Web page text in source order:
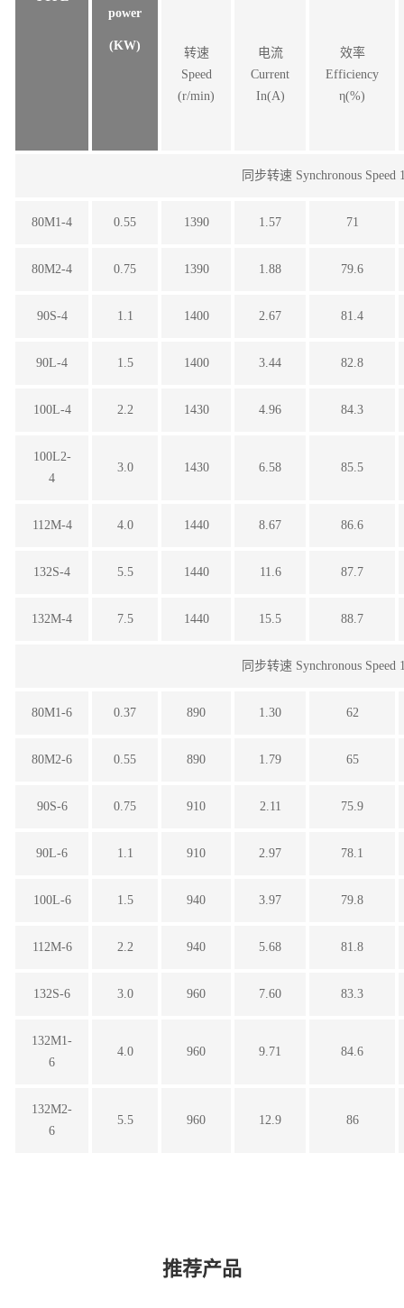
power
(KW)
转速
Speed
(r/min)
电流
Current
In(A)
效率
Efficiency
η(%)
同步转速 Synchronous Speed
80M1-4 0.55 1390 1.57 71
80M2-4 0.75 1390 1.88 79.6
90S-4 1.1 1400 2.67 81.4
90L-4 1.5 1400 3.44 82.8
100L-4 2.2 1430 4.96 84.3
100L2-
4
3.0 1430 6.58 85.5
112M-4 4.0 1440 8.67 86.6
132S-4 5.5 1440 11.6 87.7
132M-4 7.5 1440 15.5 88.7
同步转速 Synchronous Speed
80M1-6 0.37 890 1.30 62
80M2-6 0.55 890 1.79 65
90S-6 0.75 910 2.11 75.9
90L-6 1.1 910 2.97 78.1
100L-6 1.5 940 3.97 79.8
112M-6 2.2 940 5.68 81.8
132S-6 3.0 960 7.60 83.3
132M1-
6
4.0 960 9.71 84.6
132M2-
6
5.5 960 12.9 86
推荐产品